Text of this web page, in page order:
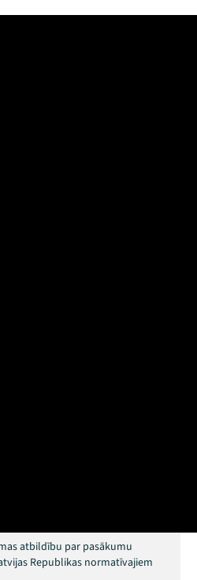
atbildību par pasākumu
Republikas normatīvajiem